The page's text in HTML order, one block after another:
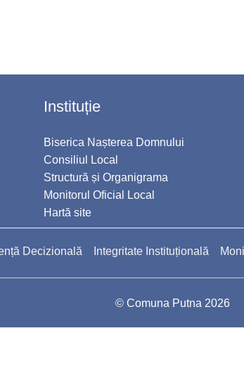
Instituție
Biserica Nașterea Domnului
Consiliul Local
Structură și Organigrama
Monitorul Oficial Local
Hartă site
Decizională Integritate Instituțională
© Comuna Putna 2026